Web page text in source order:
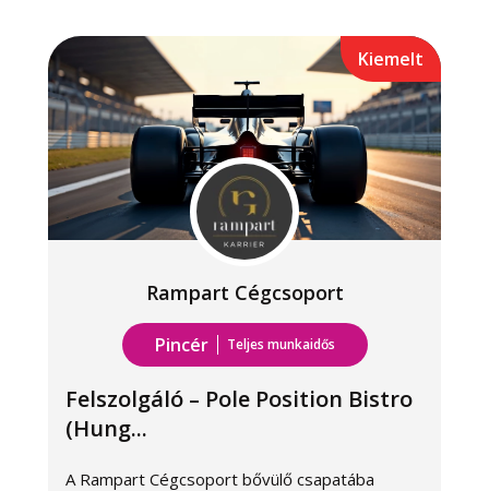
Kiemelt
Rampart Cégcsoport
Pincér Teljes munkaidős
Felszolgáló – Pole Position Bistro
(Hung...
A Rampart Cégcsoport bővülő csapatába